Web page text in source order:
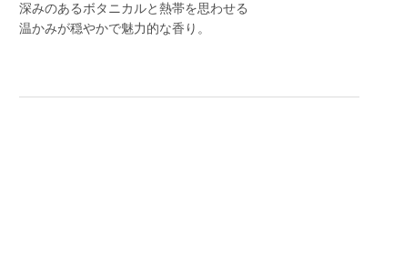
深みのあるボタニカルと熱帯を思わせる
温かみが穏やかで魅力的な香り。